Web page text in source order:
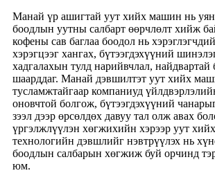
Манай үр ашигтай уут хийх машин нь уян
боодлын уутны салбарт өөрчлөлт хийж
кофены сав баглаа боодол нь
хэрэгцээг хангах, бүтээгдэхүүний
хадгалахын тулд нарийвчлал, найдвартай
шаарддаг. Манай дэвшилтэт уут хийх
тусламжтайгаар компаниуд
оновчтой болгож, бүтээгдэхүүний
зээл дээр өрсөлдөх давуу тал олж авах
үргэлжлүүлэн хөгжихийн хэрээр уут
технологийн дэвшлийг нэвтрүүлэх нь
боодлын салбарын хөгжиж буй орчинд
юм.